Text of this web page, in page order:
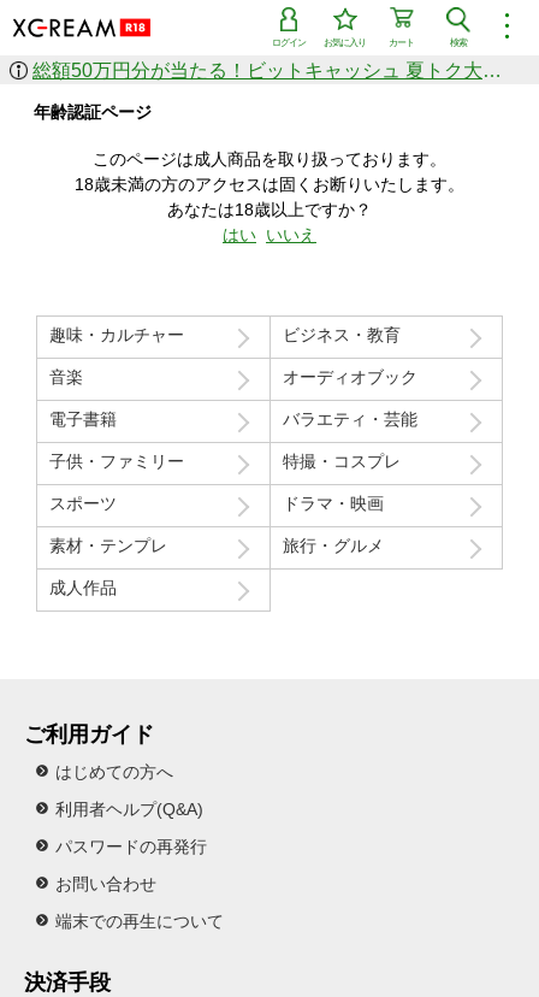
︙
検索
カート
お気に入り
ログイン
作品を探す
ジャンル
シリーズ
人気のセール中商品
新着セール中商品
すべての作品から探す
価格の安い順
価格の高い順
月間ランキング
年間ランキング
総額50万円分が当たる！ビットキャッシュ 夏トク大感謝祭
年齢認証ページ
このページは成人商品を取り扱っております。
18歳未満の方のアクセスは固くお断りいたします。
あなたは18歳以上ですか？
はい いいえ
趣味・カルチャー ビジネス・教育
音楽 オーディオブック
電子書籍 バラエティ・芸能
子供・ファミリー 特撮・コスプレ
スポーツ ドラマ・映画
素材・テンプレ 旅行・グルメ
成人作品
ご利用ガイド
はじめての方へ
利用者ヘルプ(Q&A)
パスワードの再発行
お問い合わせ
端末での再生について
決済手段